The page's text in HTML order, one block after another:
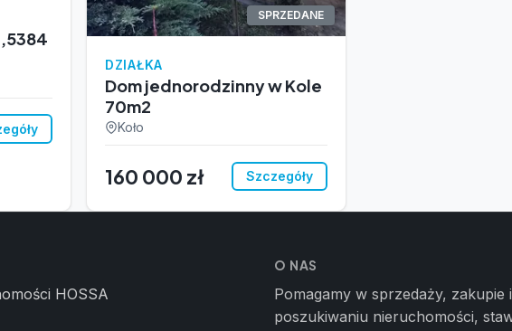
SPRZEDANE
DZIAŁKA
Dom jednorodzinny w Kole
70m2
Koło
160 000 zł Szczegóły
HOSSA
O NAS
Pomagamy w sprzedaży, zakupie i
poszukiwaniu nieruchomości,